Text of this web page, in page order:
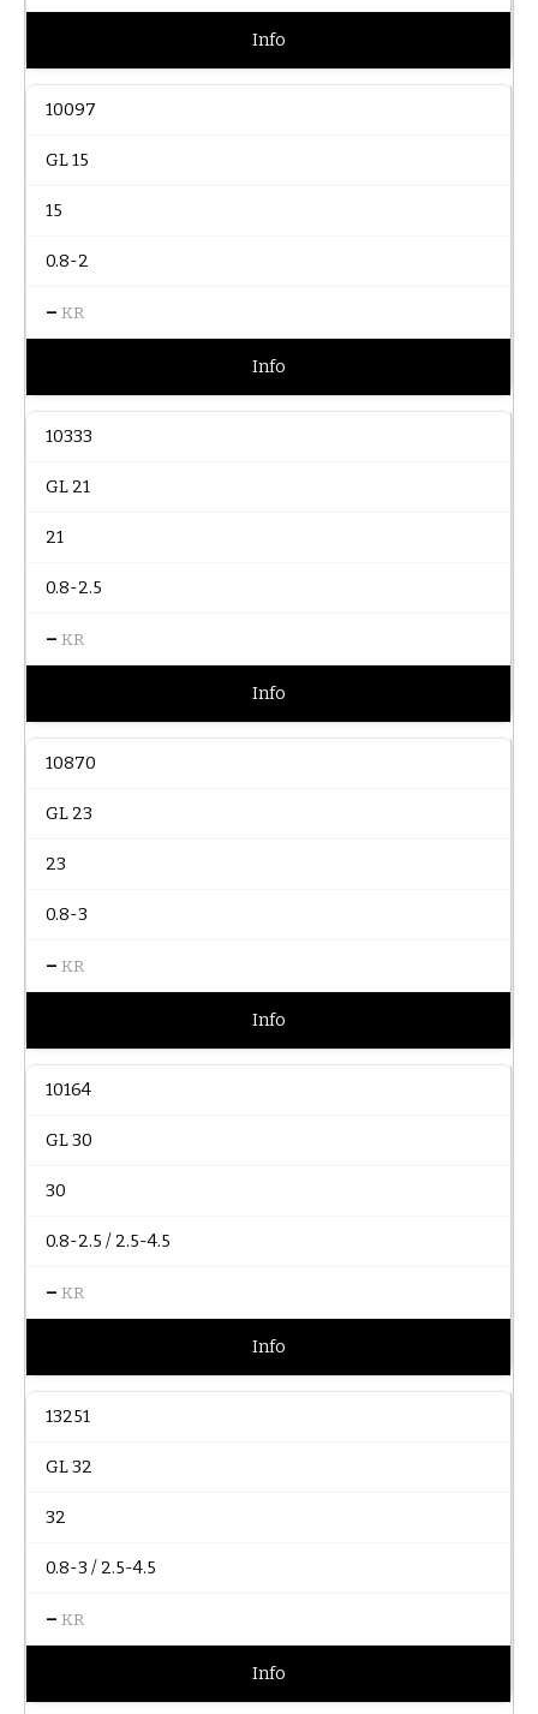
Info
10097
GL 15
15
0.8-2
– KR
Info
10333
GL 21
21
0.8-2.5
– KR
Info
10870
GL 23
23
0.8-3
– KR
Info
10164
GL 30
30
0.8-2.5 / 2.5-4.5
– KR
Info
13251
GL 32
32
0.8-3 / 2.5-4.5
– KR
Info